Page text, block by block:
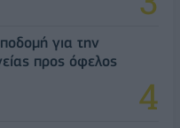
για την
προς όφελος